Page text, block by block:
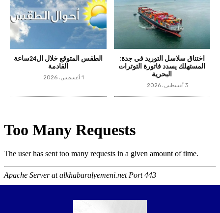
اختناق سلاسل التوريد في جدة:
المستهلك يسدد فاتورة التوترات
البحرية
3 أغسطس، 2026
الطقس المتوقع خلال ال24ساعة
القادمة
1 أغسطس، 2026